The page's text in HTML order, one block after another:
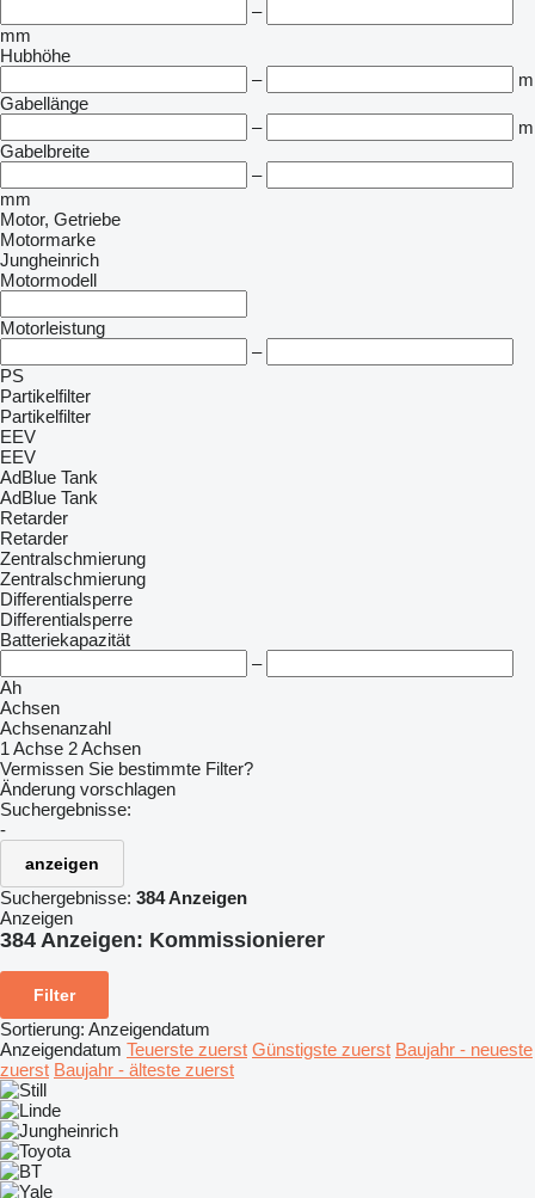
–
mm
Hubhöhe
–
m
Gabellänge
–
m
Gabelbreite
–
mm
Motor, Getriebe
Motormarke
Jungheinrich
Motormodell
Motorleistung
–
PS
Partikelfilter
Partikelfilter
EEV
EEV
AdBlue Tank
AdBlue Tank
Retarder
Retarder
Zentralschmierung
Zentralschmierung
Differentialsperre
Differentialsperre
Batteriekapazität
–
Ah
Achsen
Achsenanzahl
1 Achse 2 Achsen
Vermissen Sie bestimmte Filter?
Änderung vorschlagen
Suchergebnisse:
-
anzeigen
Suchergebnisse: 384 Anzeigen
Anzeigen
384 Anzeigen: Kommissionierer
Filter
Sortierung: Anzeigendatum
Anzeigendatum Teuerste zuerst Günstigste zuerst Baujahr - neueste
zuerst Baujahr - älteste zuerst